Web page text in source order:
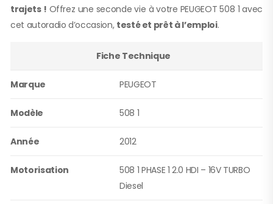
trajets ! Offrez une seconde vie à votre PEUGEOT 508 1 avec
cet autoradio d’occasion, testé et prêt à l’emploi.
Fiche Technique
Marque PEUGEOT
Modèle 508 1
Année 2012
Motorisation
508 1 PHASE 1 2.0 HDI – 16V TURBO
Diesel